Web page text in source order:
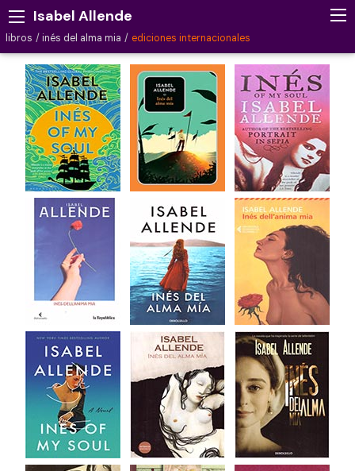
Isabel Allende
libros inés del alma mia ediciones internacionales